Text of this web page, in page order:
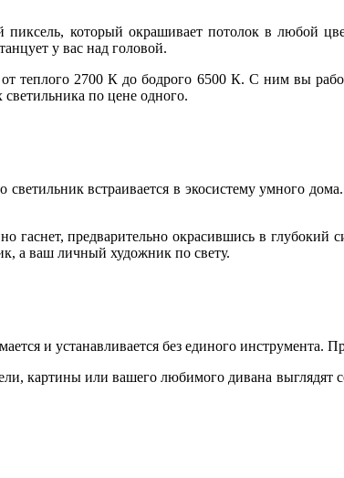
который окрашивает потолок в любой
у вас над головой.
теплого 2700 К до бодрого 6500 К. С ним вы
по цене одного.
светильник встраивается в экосистему умного
гаснет, предварительно окрасившись в
а ваш личный художник по свету.
и устанавливается без единого
картины или вашего любимого дивана